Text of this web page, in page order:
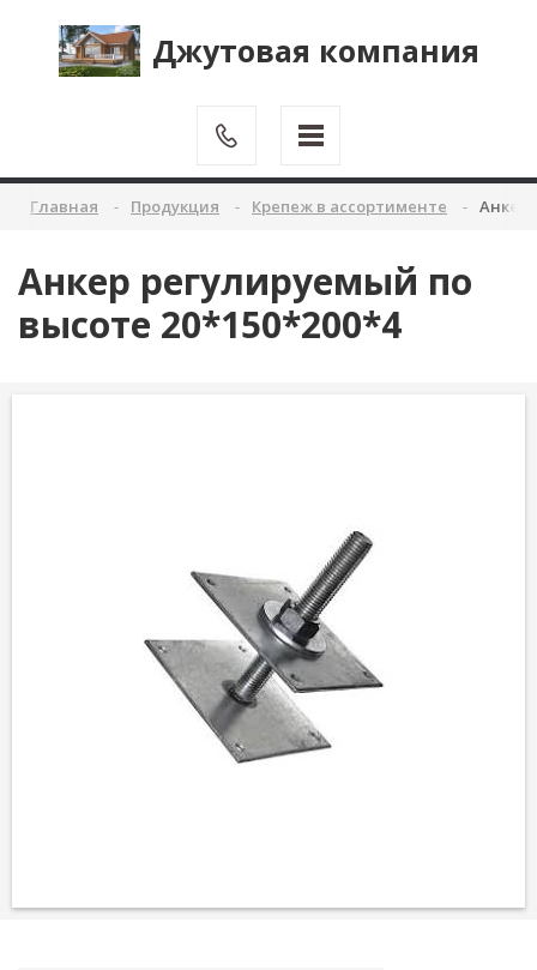
Джутовая компания
Главная Продукция Крепеж в ассортименте Анкер
Анкер регулируемый по
высоте 20*150*200*4